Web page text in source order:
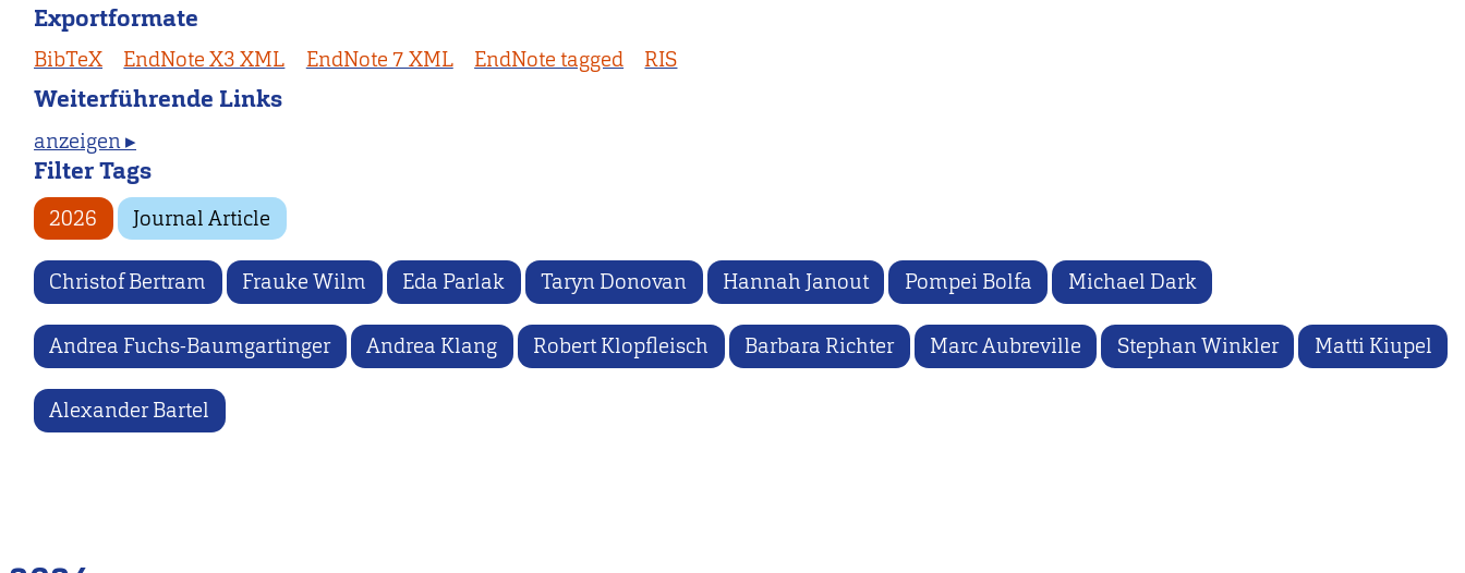
Exportformate
BibTeX EndNote X3 XML EndNote 7 XML EndNote tagged RIS
Weiterführende Links
anzeigen ▸
Filter Tags
2026 Journal Article
Christof Bertram Frauke Wilm Eda Parlak Taryn Donovan Hannah Janout Pompei Bolfa Michael Dark
Andrea Fuchs-Baumgartinger Andrea Klang Robert Klopfleisch Barbara Richter Marc Aubreville Stephan Winkler Matti Kiupel
Alexander Bartel